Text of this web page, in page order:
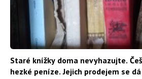
Staré knížky doma nevyhazujte.
hezké peníze. Jejich prodejem se